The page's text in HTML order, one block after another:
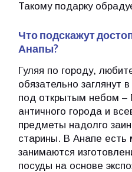
Такому подарку
Что подскажут
Анапы?
Гуляя по городу,
обязательно заглянут
под открытым небом –
античного города и
предметы надолго
старины. В Анапе есть
занимаются
посуды на основе